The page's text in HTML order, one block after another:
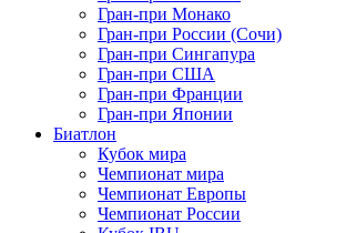
Гран-при Монако
Гран-при России (Сочи)
Гран-при Сингапура
Гран-при США
Гран-при Франции
Гран-при Японии
Биатлон
Кубок мира
Чемпионат мира
Чемпионат Европы
Чемпионат России